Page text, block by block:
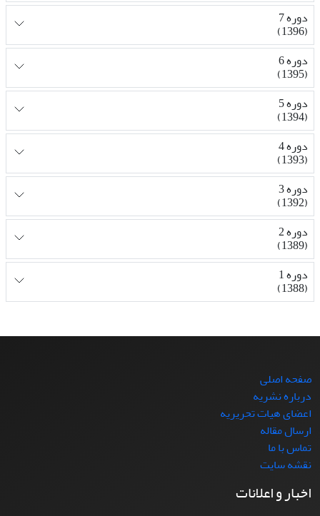
دوره 7
(1396)
دوره 6
(1395)
دوره 5
(1394)
دوره 4
(1393)
دوره 3
(1392)
دوره 2
(1389)
دوره 1
(1388)
صفحه اصلی
درباره نشریه
اعضای هیات تحریریه
ارسال مقاله
تماس با ما
نقشه سایت
اخبار و اعلانات